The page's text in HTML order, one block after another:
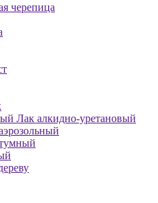
черепица
Лак алкидно-уретановый